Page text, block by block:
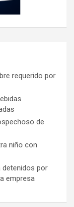
requerido por
de
niño con
detenidos por
empresa